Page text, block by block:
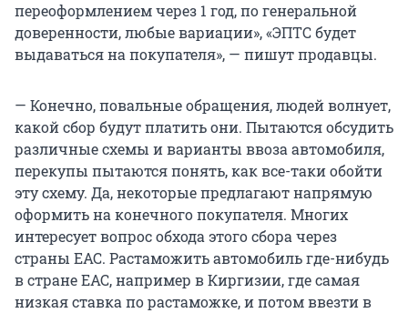
переоформлением через 1 год, по генеральной
доверенности, любые вариации», «ЭПТС будет
выдаваться на покупателя», — пишут продавцы.
— Конечно, повальные обращения, людей волнует,
какой сбор будут платить они. Пытаются обсудить
различные схемы и варианты ввоза автомобиля,
перекупы пытаются понять, как все-таки обойти
эту схему. Да, некоторые предлагают напрямую
оформить на конечного покупателя. Многих
интересует вопрос обхода этого сбора через
страны ЕАС. Растаможить автомобиль где-нибудь
в стране ЕАС, например в Киргизии, где самая
низкая ставка по растаможке, и потом ввезти в